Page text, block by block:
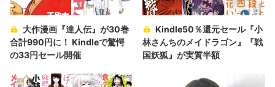
大作漫画『達人伝』が30巻
合計990円に！ Kindleで驚愕
の33円セール開催
Kindle50％還元セール『小
林さんちのメイドラゴン』『戦
国妖狐』が実質半額